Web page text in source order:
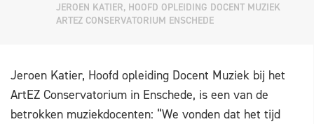
JEROEN KATIER, HOOFD OPLEIDING DOCENT MUZIEK
ARTEZ CONSERVATORIUM ENSCHEDE
Jeroen Katier, Hoofd opleiding Docent Muziek bij het
ArtEZ Conservatorium in Enschede, is een van de
betrokken muziekdocenten: “We vonden dat het tijd